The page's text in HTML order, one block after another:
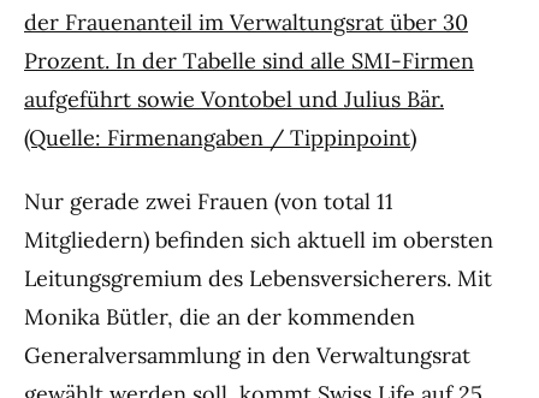
der Frauenanteil im Verwaltungsrat über 30
Prozent. In der Tabelle sind alle SMI-Firmen
aufgeführt sowie Vontobel und Julius Bär.
(Quelle: Firmenangaben / Tippinpoint)
Nur gerade zwei Frauen (von total 11
Mitgliedern) befinden sich aktuell im obersten
Leitungsgremium des Lebensversicherers. Mit
Monika Bütler, die an der kommenden
Generalversammlung in den Verwaltungsrat